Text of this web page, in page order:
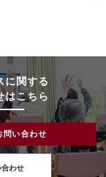
に関する
はこちら
問い合わせ
わせ